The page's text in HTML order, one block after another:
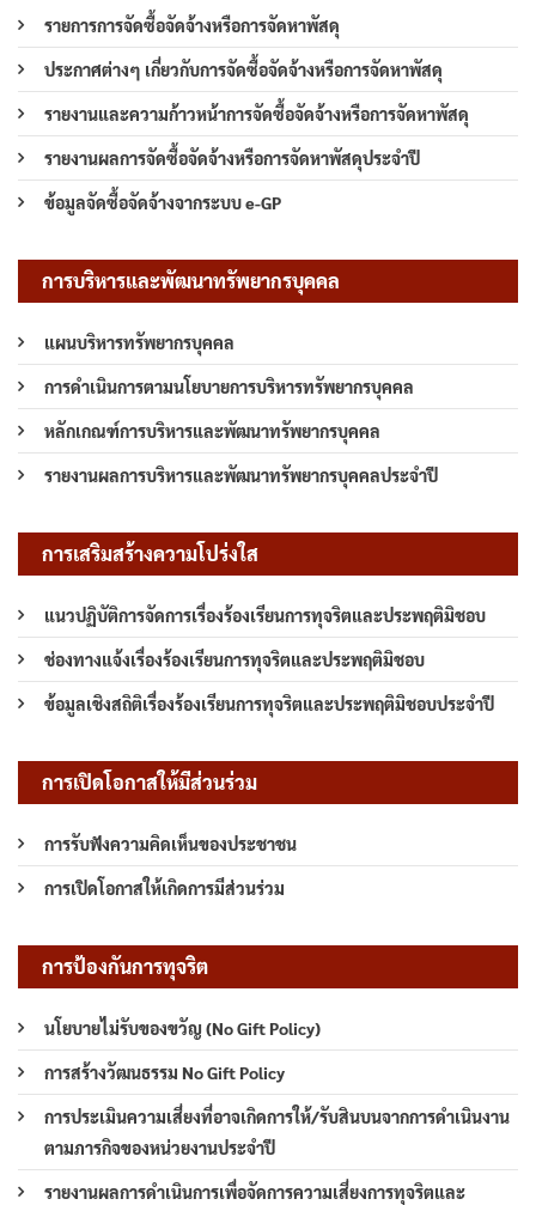
รายการการจัดซื้อจัดจ้างหรือการจัดหาพัสดุ
ประกาศต่างๆ เกี่ยวกับการจัดซื้อจัดจ้างหรือการจัดหาพัสดุ
รายงานและความก้าวหน้าการจัดซื้อจัดจ้างหรือการจัดหาพัสดุ
รายงานผลการจัดซื้อจัดจ้างหรือการจัดหาพัสดุประจำปี
ข้อมูลจัดซื้อจัดจ้างจากระบบ e-GP
การบริหารและพัฒนาทรัพยากรบุคคล
แผนบริหารทรัพยากรบุคคล
การดำเนินการตามนโยบายการบริหารทรัพยากรบุคคล
หลักเกณฑ์การบริหารและพัฒนาทรัพยากรบุคคล
รายงานผลการบริหารและพัฒนาทรัพยากรบุคคลประจำปี
การเสริมสร้างความโปร่งใส
แนวปฏิบัติการจัดการเรื่องร้องเรียนการทุจริตและประพฤติมิชอบ
ช่องทางแจ้งเรื่องร้องเรียนการทุจริตและประพฤติมิชอบ
ข้อมูลเชิงสถิติเรื่องร้องเรียนการทุจริตและประพฤติมิชอบประจำปี
การเปิดโอกาสให้มีส่วนร่วม
การรับฟังความคิดเห็นของประชาชน
การเปิดโอกาสให้เกิดการมีส่วนร่วม
การป้องกันการทุจริต
นโยบายไม่รับของขวัญ (No Gift Policy)
การสร้างวัฒนธรรม No Gift Policy
การประเมินความเสี่ยงที่อาจเกิดการให้/รับสินบนจากการดำเนินงาน
ตามภารกิจของหน่วยงานประจำปี
รายงานผลการดำเนินการเพื่อจัดการความเสี่ยงการทุจริตและ